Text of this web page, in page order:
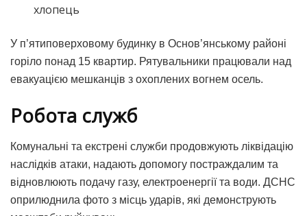
хлопець
У п’ятиповерховому будинку в Основ’янському районі
горіло понад 15 квартир. Рятувальники працювали над
евакуацією мешканців з охоплених вогнем осель.
Робота служб
Комунальні та екстрені служби продовжують ліквідацію
наслідків атаки, надають допомогу постраждалим та
відновлюють подачу газу, електроенергії та води. ДСНС
оприлюднила фото з місць ударів, які демонструють